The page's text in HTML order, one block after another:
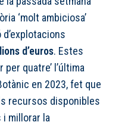
‘molt ambiciosa’
d’euros. Estes
quatre’ l’última
en 2023, fet que
recursos disponibles
i millorar la